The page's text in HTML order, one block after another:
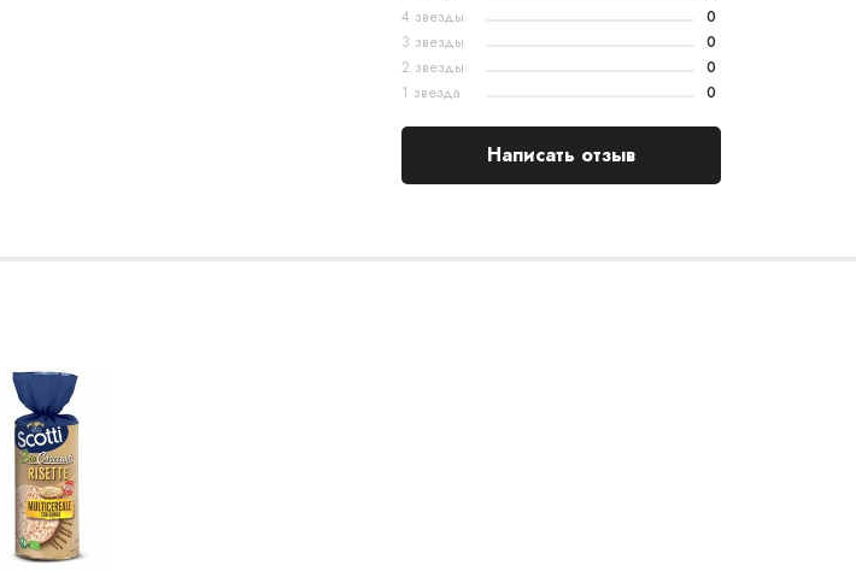
4 звезды
0
3 звезды
0
2 звезды
0
1 звезда
0
Написать отзыв